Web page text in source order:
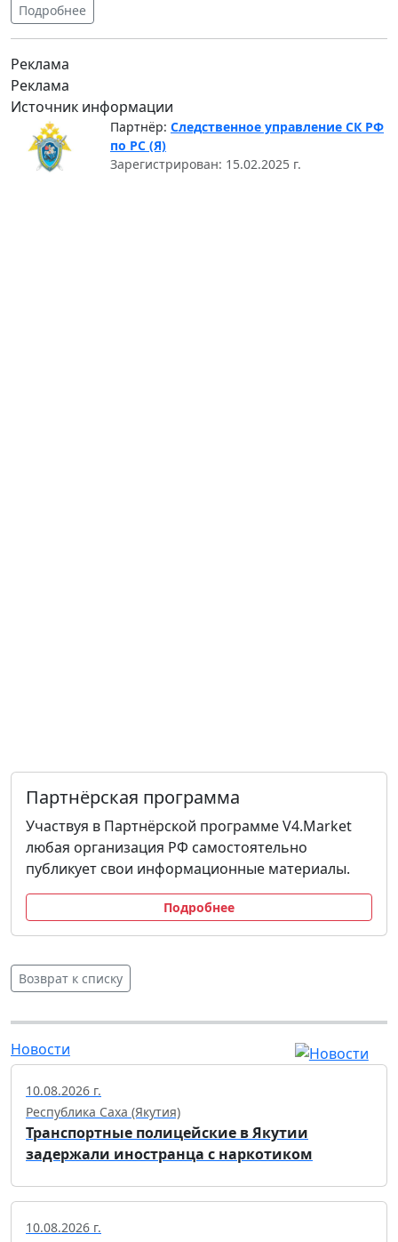
Подробнее
Реклама
Реклама
Источник информации
Партнёр: Следственное управление СК РФ
по РС (Я)
Зарегистрирован: 15.02.2025 г.
Партнёрская программа
Участвуя в Партнёрской программе V4.Market
любая организация РФ самостоятельно
публикует свои информационные материалы.
Подробнее
Возврат к списку
Новости
10.08.2026 г.
Республика Саха (Якутия)
Транспортные полицейские в Якутии
задержали иностранца с наркотиком
10.08.2026 г.